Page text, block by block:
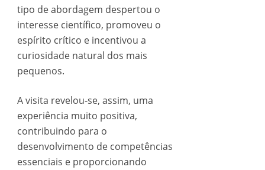
tipo de abordagem despertou o
interesse científico, promoveu o
espírito crítico e incentivou a
curiosidade natural dos mais
pequenos.
A visita revelou-se, assim, uma
experiência muito positiva,
contribuindo para o
desenvolvimento de competências
essenciais e proporcionando